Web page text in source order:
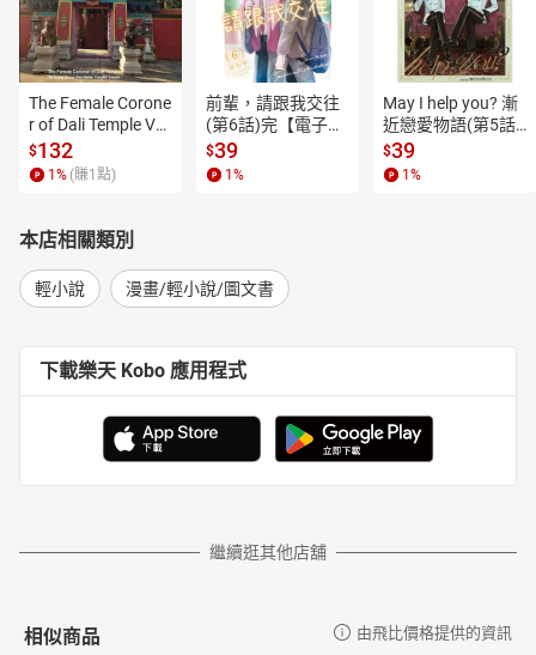
The Female Corone
r of Dali Temple Vo
l.6【有聲書】
$132
1 % (賺1 點)
前輩，請跟我交往
(第6話)完【電子
書】
$39
1 %
May I help you? 漸
近戀愛物語(第5話)
【電子書】
$39
1 %
本店相關類別
輕小說 漫畫/輕小說/圖文書
下載樂天 Kobo 應用程式
繼續逛其他店舖
相似商品 由飛比價格提供的資訊